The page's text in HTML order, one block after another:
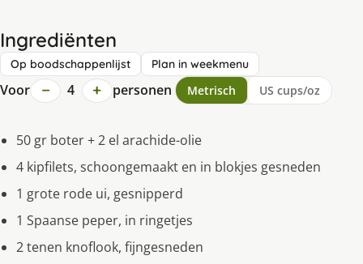
Ingrediënten
Op boodschappenlijst Plan in weekmenu
Voor − 4 + personen Metrisch US cups/oz
50 gr boter + 2 el arachide-olie
4 kipfilets, schoongemaakt en in blokjes gesneden
1 grote rode ui, gesnipperd
1 Spaanse peper, in ringetjes
2 tenen knoflook, fijngesneden